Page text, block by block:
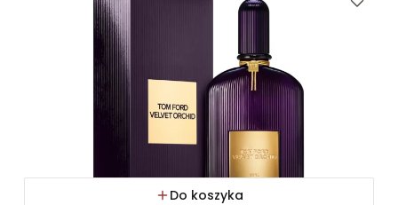
Do koszyka